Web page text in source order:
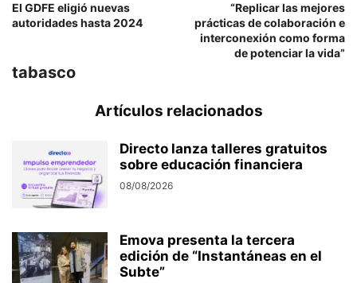
El GDFE eligió nuevas
autoridades hasta 2024
“Replicar las mejores
prácticas de colaboración e
interconexión como forma
de potenciar la vida”
tabasco
Artículos relacionados
Directo lanza talleres gratuitos
sobre educación financiera
08/08/2026
Emova presenta la tercera
edición de “Instantáneas en el
Subte”